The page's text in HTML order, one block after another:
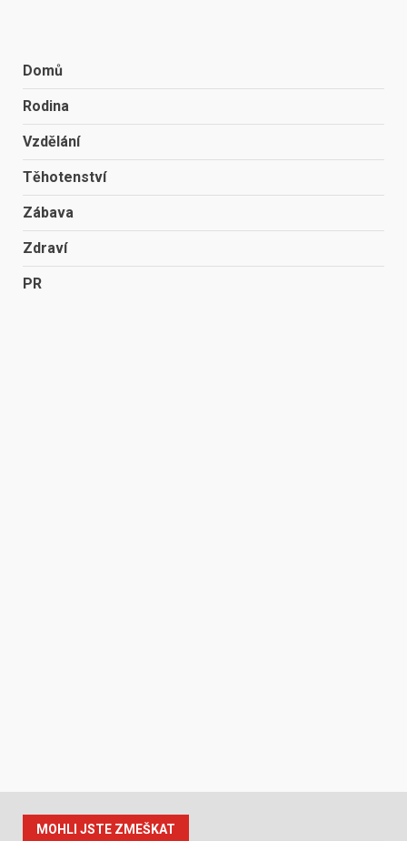
Domů
Rodina
Vzdělání
Těhotenství
Zábava
Zdraví
PR
MOHLI JSTE ZMEŠKAT